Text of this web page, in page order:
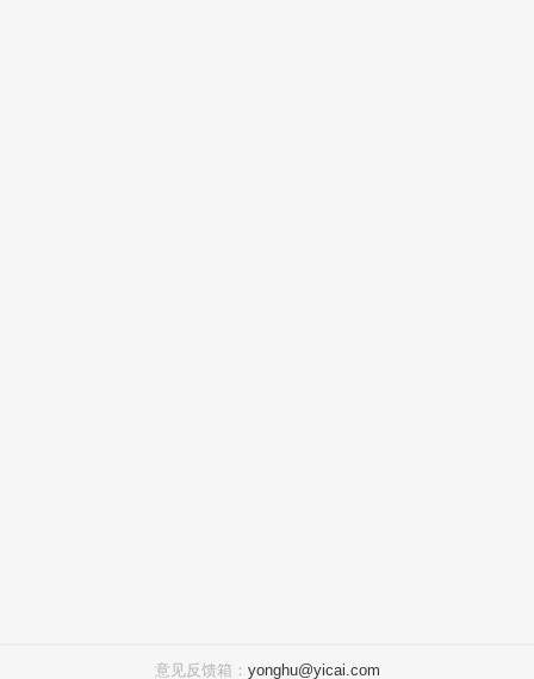
意见反馈箱： yonghu@yicai.com